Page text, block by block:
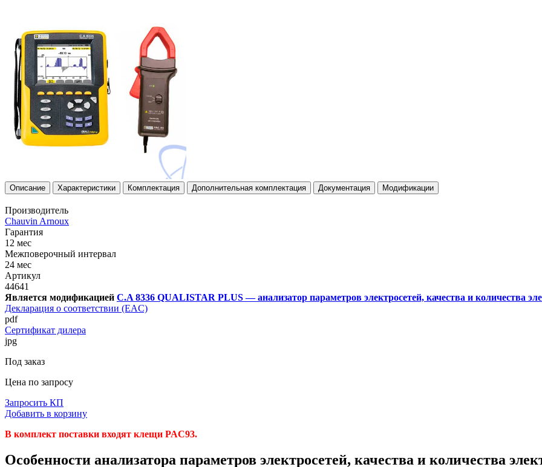
Описание Характеристики Комплектация Дополнительная комплектация Документация Модификации
Производитель
Chauvin Arnoux
Гарантия
12 мес
Межповерочный интервал
24 мес
Артикул
44641
Является модификацией C.A 8336 QUALISTAR PLUS — анализатор параметров электросетей, качества и количества
Декларация о соответствии (EAC)
pdf
Сертификат дилера
jpg
Под заказ
Цена по запросу
Запросить КП
Добавить в корзину
В комплект поставки входят клещи PAC93.
Особенности анализатора параметров электросетей, качества и количества